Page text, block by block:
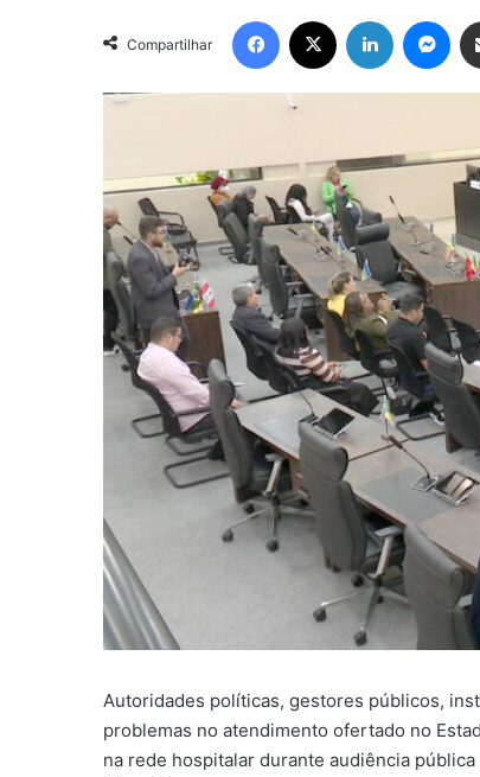
Compartilhar
Facebook Linkedin
Autoridades políticas, gestores públicos,
problemas no atendimento ofertado no
na rede hospitalar durante audiência